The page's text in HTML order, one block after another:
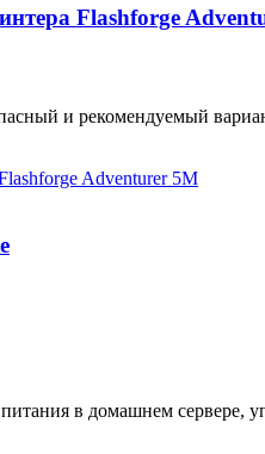
Flashforge
и рекомендуемый
в домашнем